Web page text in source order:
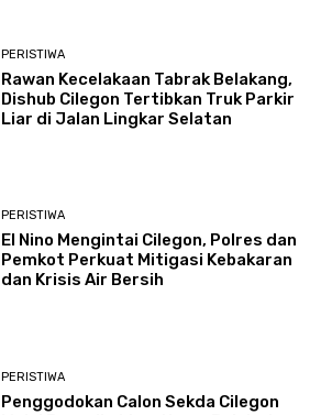
PERISTIWA
Rawan Kecelakaan Tabrak Belakang,
Dishub Cilegon Tertibkan Truk Parkir
Liar di Jalan Lingkar Selatan
PERISTIWA
El Nino Mengintai Cilegon, Polres dan
Pemkot Perkuat Mitigasi Kebakaran
dan Krisis Air Bersih
PERISTIWA
Penggodokan Calon Sekda Cilegon